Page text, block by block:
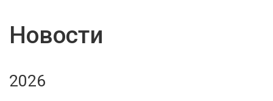
Новости
2026